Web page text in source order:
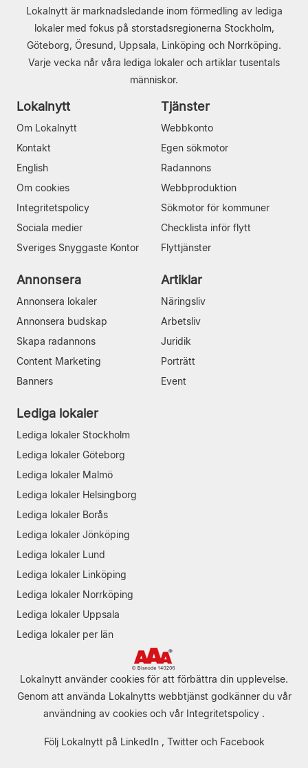
Lokalnytt är marknadsledande inom förmedling av lediga
lokaler med fokus på storstadsregionerna Stockholm,
Göteborg, Öresund, Uppsala, Linköping och Norrköping.
Varje vecka når våra lediga lokaler och artiklar tusentals
människor.
Lokalnytt
Om Lokalnytt
Kontakt
English
Om cookies
Integritetspolicy
Sociala medier
Sveriges Snyggaste Kontor
Tjänster
Webbkonto
Egen sökmotor
Radannons
Webbproduktion
Sökmotor för kommuner
Checklista inför flytt
Flyttjänster
Annonsera
Annonsera lokaler
Annonsera budskap
Skapa radannons
Content Marketing
Banners
Artiklar
Näringsliv
Arbetsliv
Juridik
Porträtt
Event
Lediga lokaler
Lediga lokaler Stockholm
Lediga lokaler Göteborg
Lediga lokaler Malmö
Lediga lokaler Helsingborg
Lediga lokaler Borås
Lediga lokaler Jönköping
Lediga lokaler Lund
Lediga lokaler Linköping
Lediga lokaler Norrköping
Lediga lokaler Uppsala
Lediga lokaler per län
Lokalnytt använder cookies för att förbättra din upplevelse.
Genom att använda Lokalnytts webbtjänst godkänner du vår
användning av cookies och vår Integritetspolicy .
Följ Lokalnytt på LinkedIn, Twitteroch Facebook